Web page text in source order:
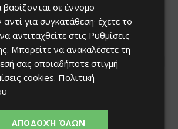
βασίζονται σε έννομο
για συγκατάθεση· έχετε το
αντιταχθείτε στις Ρυθμίσεις
. Μπορείτε να ανακαλέσετε τη
σας οποιαδήποτε στιγμή
cookies. Πολιτική
ΑΠΟΔΟΧΉ ΌΛΩΝ